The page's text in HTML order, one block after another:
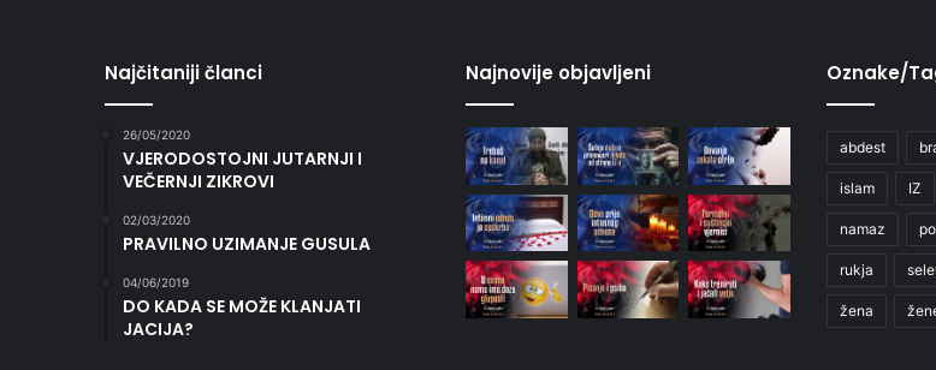
Najčitaniji članci
26/05/2020
VJERODOSTOJNI JUTARNJI I
VEČERNJI ZIKROVI
02/03/2020
PRAVILNO UZIMANJE GUSULA
04/06/2019
DO KADA SE MOŽE KLANJATI
JACIJA?
Najnovije objavljeni Oznake/
abdest
islam IZ
namaz
rukja
žena